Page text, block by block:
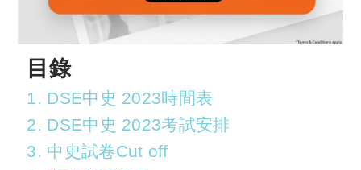
目錄
1. DSE中史 2023時間表
2. DSE中史 2023考試安排
3. 中史試卷Cut off